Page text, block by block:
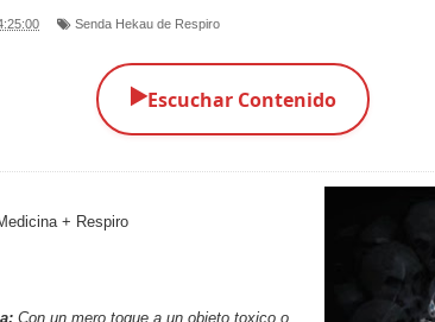
Senda Hekau de Respiro
▶️Escuchar Contenido
+ Respiro
Con un mero toque a un objeto toxico o